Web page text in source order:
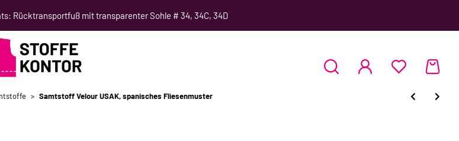
Rücktransportfuß mit transparenter Sohle # 34, 34C, 34D
NÄHKURSE
Samtstoff Velour USAK, spanisches Fliesenmuster